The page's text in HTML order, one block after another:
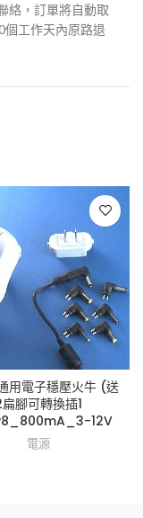
絡，訂單將自動取
個工作天內原路退
用電子穩壓火牛 (送
腳可轉換插1
12V
電源